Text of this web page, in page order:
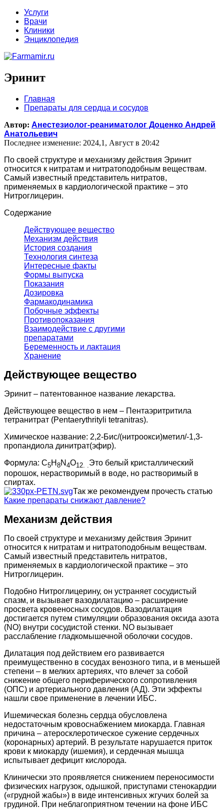
Услуги
Врачи
Клиники
Энциклопедия
Эринит
Главная
Препараты для сердца и сосудов
Автор: Анестезиолог-реаниматолог Доценко Андрей
Анатольевич
Последнее изменение: 2024,1, Август в 20:42
По своей структуре и механизму действия Эринит
относится к нитратам и нитратоподобным веществам.
Самый известный представитель нитратов,
применяемых в кардиологической практике – это
Нитроглицерин.
Содержание
Действующее вещество
Механизм действия
История создания
Технология синтеза
Интересные факты
Формы выпуска
Показания
Дозировка
Фармакодинамика
Побочные эффекты
Противопоказания
Взаимодействие с другими
препаратами
Беременность и лактация
Хранение
Действующее вещество
Эринит – патентованное название лекарства.
Действующее вещество в нем – Пентаэритритила
тетранитрат (Pentaerythrityli tetranitras).
Химическое название: 2,2-Бис/(нитроокси)метил/-1,3-
пропандиола динитрат(эфир).
Формула: C5H 8N 4O12. .Это белый кристаллический
порошок, нерастворимый в воде, но растворимый в
спиртах.
Так же рекомендуем прочесть статью
Какие препараты снижают давление?
Механизм действия
По своей структуре и механизму действия Эринит
относится к нитратам и нитратоподобным веществам.
Самый известный представитель нитратов,
применяемых в кардиологической практике – это
Нитроглицерин.
Подобно Нитроглицерину, он устраняет сосудистый
спазм, и вызывает вазодилатацию – расширение
просвета кровеносных сосудов. Вазодилатация
достигается путем стимуляции образования оксида азота
(NO) внутри сосудистой стенки. NO вызывает
расслабление гладкомышечной оболочки сосудов.
Дилатация под действием его развивается
преимущественно в сосудах венозного типа, и в меньшей
степени – в мелких артериях, что влечет за собой
снижение общего периферического сопротивления
(ОПС) и артериального давления (АД). Эти эффекты
нашли свое применение в лечении ИБС.
Ишемическая болезнь сердца обусловлена
недостаточным кровоснабжением миокарда. Главная
причина – атеросклеротическое сужение сердечных
(коронарных) артерий. В результате нарушается приток
крови к миокарду (ишемия), и сердечная мышца
испытывает дефицит кислорода.
Клинически это проявляется снижением переносимости
физических нагрузок, одышкой, приступами стенокардии
(«грудной жабы») в виде интенсивных жгучих болей за
грудиной. При неблагоприятном течении на фоне ИБС